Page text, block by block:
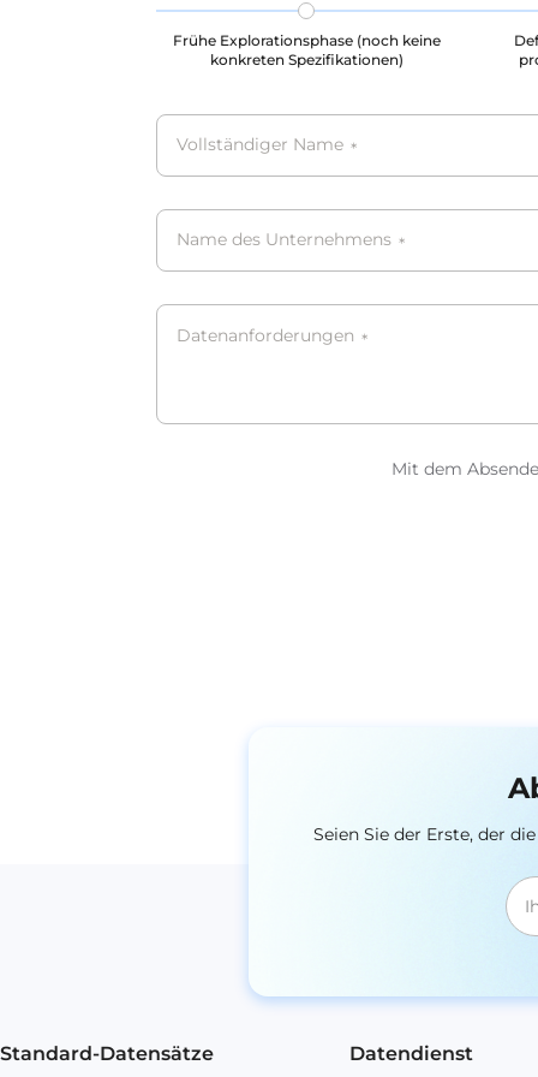
Frühe Explorationsphase (noch keine
konkreten Spezifikationen)
Vollständiger Name *
Name des Unternehmens *
Datenanforderungen *
Mit dem
Seien Sie der Erste, der
Standard-Datensätze Datendienst